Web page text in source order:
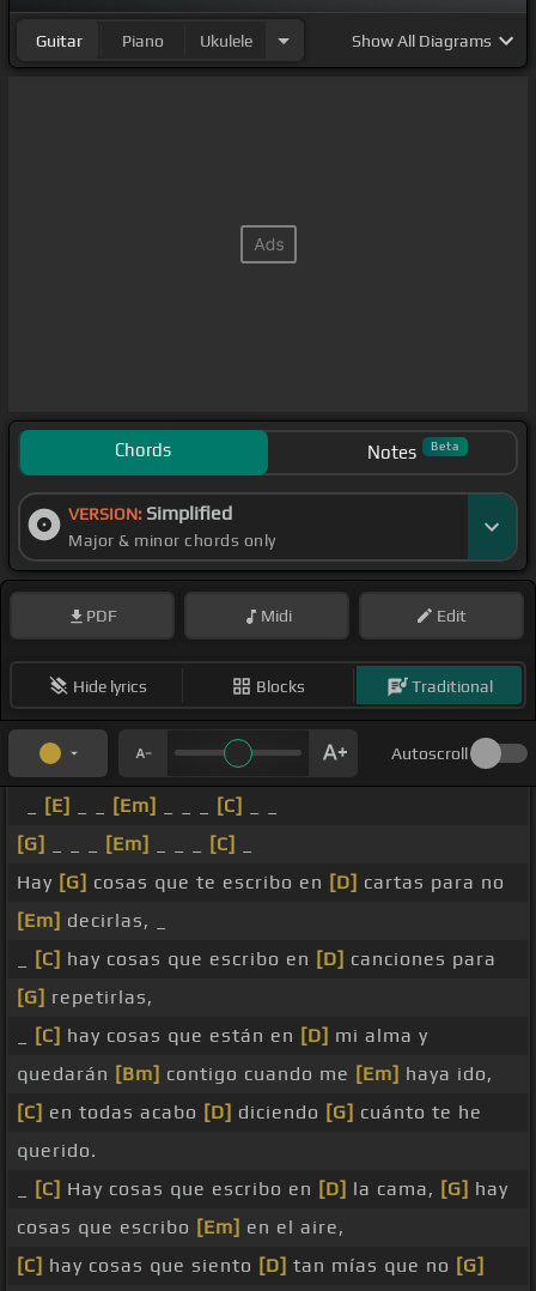
Guitar Piano Ukulele ShowAll Diagrams
Chords Notes Beta
VERSION: Simplified
Major & minor chords only
PDF Midi Edit
Hide lyrics Blocks Traditional
Autoscroll
[E] [Em] [C]
[G]
[Em] [C]
Hay [G] cosas que te escribo en [D] cartas para no
[Em] decirlas, _
[C] hay cosas que escribo en [D] canciones para
[G] repetirlas,
[C] hay cosas que están en [D] mi alma y
quedarán [Bm] contigo cuando me [Em] haya ido,
[C] en todas acabo [D] diciendo [G] cuánto te he
querido.
[C] Hay cosas que escribo en [D] la cama, [G] hay
cosas que escribo [Em] en el aire,
[C] hay cosas que siento [D] tan mías que no [G]